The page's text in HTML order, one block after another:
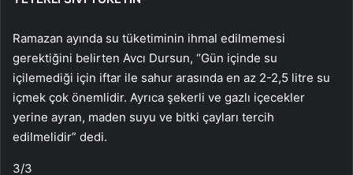
Ramazan ayında su tüketiminin ihmal edilmemesi
gerektiğini belirten Avcı Dursun, “Gün içinde su
içilemediği için iftar ile sahur arasında en az 2-2,5 litre su
içmek çok önemlidir. Ayrıca şekerli ve gazlı içecekler
yerine ayran, maden suyu ve bitki çayları tercih
edilmelidir” dedi.
3/3